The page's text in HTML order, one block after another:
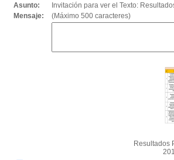
Asunto:
Invitación para ver el Texto:
Mensaje:
(Máximo 500 caracteres)
Resultados